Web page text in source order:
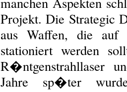
Projekt. Die Strategic
aus Waffen, die
stationiert werden
R�ntgenstrahllaser
Jahre sp�ter